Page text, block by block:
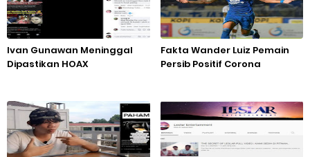
Ivan Gunawan Meninggal
Dipastikan HOAX
Fakta Wander Luiz Pemain
Persib Positif Corona